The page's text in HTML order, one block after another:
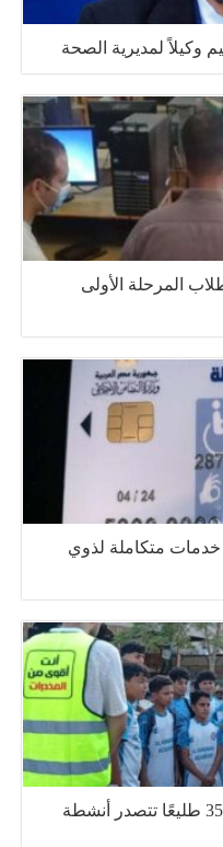
وكيلاً لمديرية الصحة
المرحلة الأولى
تسلم 861 بطاقة خدمات متكاملة لذوي
ورش مكافحة الإدمان بمشاركة 350 طليعًا تتصدر أنشطة